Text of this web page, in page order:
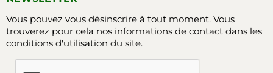
Vous pouvez vous désinscrire à tout moment. Vous
trouverez pour cela nos informations de contact dans les
conditions d'utilisation du site.